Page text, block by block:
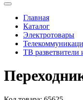
Главная
Каталог
Электротовары
ТВ